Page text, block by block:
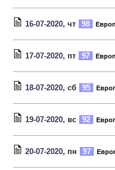
16-07-2020, чт 98
17-07-2020, пт 97
18-07-2020, сб 95
19-07-2020, вс 92
20-07-2020, пн 97